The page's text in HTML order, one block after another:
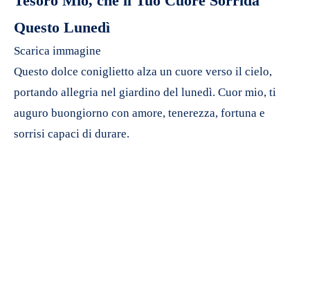
Questo Lunedì
Scarica immagine
Questo dolce coniglietto alza un cuore verso il cielo,
portando allegria nel giardino del lunedì. Cuor mio, ti
auguro buongiorno con amore, tenerezza, fortuna e
sorrisi capaci di durare.